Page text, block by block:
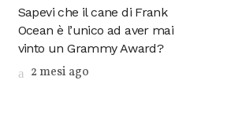
Sapevi che il cane di Frank
Ocean è l’unico ad aver mai
vinto un Grammy Award?
2 mesi ago